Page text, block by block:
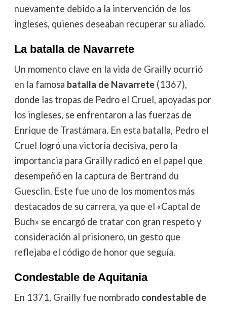
nuevamente debido a la intervención de los
ingleses, quienes deseaban recuperar su aliado.
La batalla de Navarrete
Un momento clave en la vida de Grailly ocurrió
en la famosa batalla de Navarrete(1367),
donde las tropas de Pedro el Cruel, apoyadas por
los ingleses, se enfrentaron a las fuerzas de
Enrique de Trastámara. En esta batalla, Pedro el
Cruel logró una victoria decisiva, pero la
importancia para Grailly radicó en el papel que
desempeñó en la captura de Bertrand du
Guesclin. Este fue uno de los momentos más
destacados de su carrera, ya que el «Captal de
Buch» se encargó de tratar con gran respeto y
consideración al prisionero, un gesto que
reflejaba el código de honor que seguía.
Condestable de Aquitania
En 1371, Grailly fue nombrado condestable de